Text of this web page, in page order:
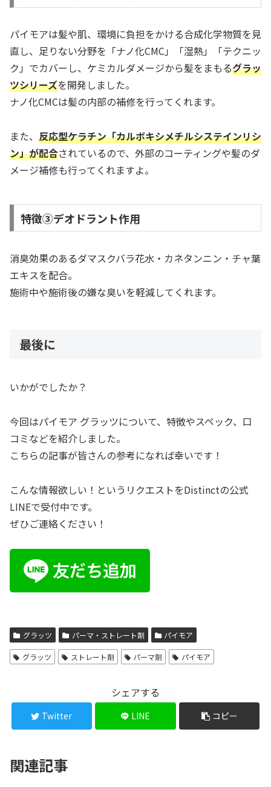
パイモアは髪や肌、環境に負担をかける合成化学物質を見
直し、足りない分野を「ナノ化CMC」「湿熱」「テクニッ
ク」でカバーし、ケミカルダメージから髪をまもるグラッ
ツシリーズを開発しました。
ナノ化CMCは髪の内部の補修を行ってくれます。
また、 反応型ケラチン「カルボキシメチルシステインリシ
ン」が配合されているので、外部のコーティングや髪のダ
メージ補修も行ってくれますよ。
特徴③デオドラント作用
消臭効果のあるダマスクバラ花水・カネタンニン・チャ葉
エキスを配合。
施術中や施術後の嫌な臭いを軽減してくれます。
最後に
いかがでしたか？
今回はパイモア グラッツについて、特徴やスペック、口
コミなどを紹介しました。
こちらの記事が皆さんの参考になれば幸いです！
こんな情報欲しい！というリクエストをDistinctの公式
LINEで受付中です。
ぜひご連絡ください！
グラッツ パーマ・ストレート剤 パイモア
グラッツ ストレート剤 パーマ剤 パイモア
シェアする
Twitter LINE コピー
関連記事